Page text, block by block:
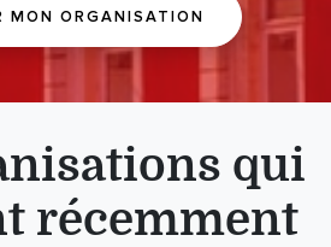
MON ORGANISATION
qui
récemment